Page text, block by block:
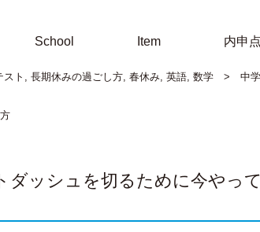
School Item 内申
スト , 長期休みの過ごし方, 春休み, 英語, 数学 > 中
ダッシュを切るために今やっ